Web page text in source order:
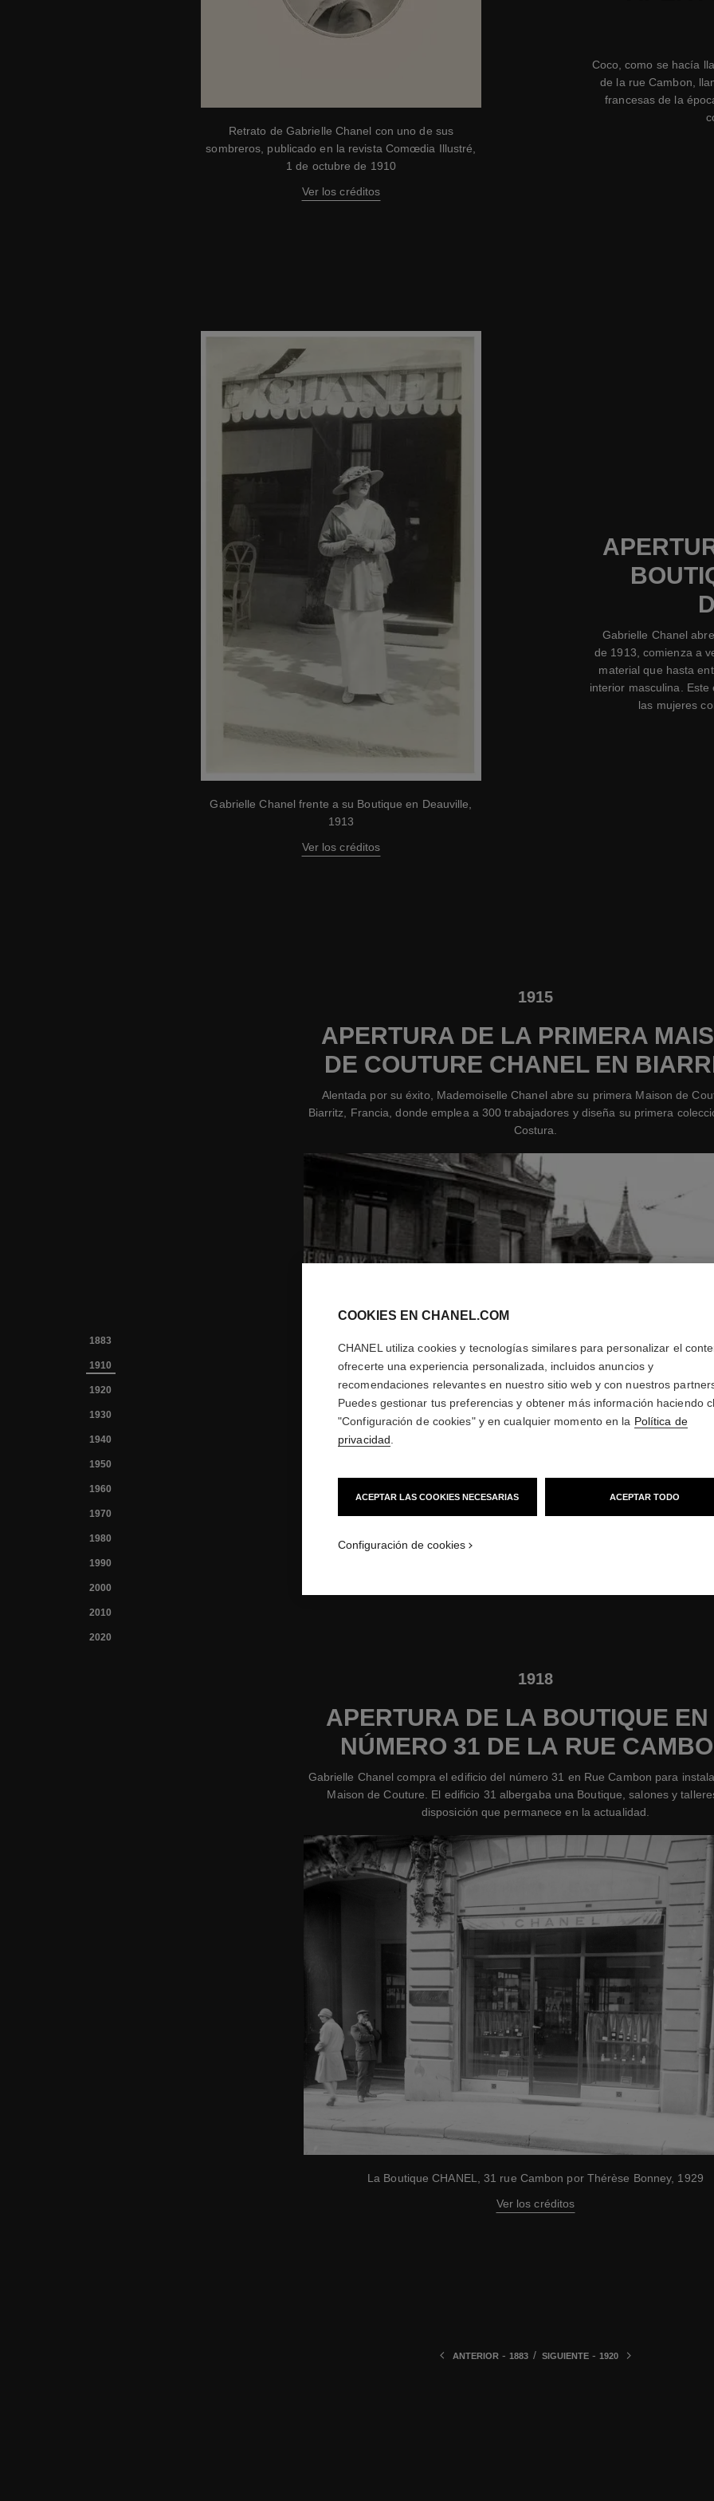
1883
1910
1920
1930
1940
1950
1960
1970
1980
1990
2000
2010
2020
Coco, como se hacía
de la rue Cambon,
francesas de la
Retrato de Gabrielle Chanel con uno de sus
sombreros, publicado en la revista Comœdia Illustré,
1 de octubre de 1910
Ver los créditos
Gabrielle Chanel
de 1913, comienza a
material que hasta
interior masculina.
las mujeres
Gabrielle Chanel frente a su Boutique en Deauville,
1913
Ver los créditos
1915
APERTURA DE LA PRIMERA
DE COUTURE CHANEL EN
Alentada por su éxito, Mademoiselle Chanel abre su primera Maison de
Biarritz, Francia, donde emplea a 300 trabajadores y diseña su primera
Costura.
La Maison de Couture en Biarritz, 1931
1918
APERTURA DE LA BOUTIQUE
NÚMERO 31 DE LA RUE
Gabrielle Chanel compra el edificio del número 31 en Rue Cambon para
Maison de Couture. El edificio 31 albergaba una Boutique, salones y
disposición que permanece en la actualidad.
La Boutique CHANEL, 31 rue Cambon por Thérèse Bonney, 1929
Ver los créditos
ANTERIOR -1883 / SIGUIENTE- 1920
COOKIES EN CHANEL.COM
CHANEL utiliza cookies y tecnologías similares para personalizar el
ofrecerte una experiencia personalizada, incluidos anuncios y
recomendaciones relevantes en nuestro sitio web y con nuestros
Puedes gestionar tus preferencias y obtener más información haciendo
"Configuración de cookies" y en cualquier momento en la Política de
privacidad
ACEPTAR LAS COOKIES NECESARIAS ACEPTAR TODO
Configuración de cookies